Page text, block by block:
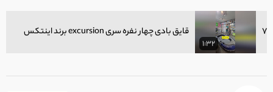
7
1:32
قایق بادی چهار نفره سری excursion برند اینتکس